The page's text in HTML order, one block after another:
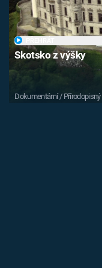
Skotsko z výšky
Dokumentární / Přírodopisný